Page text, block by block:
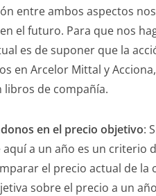
entre ambos aspectos
el futuro. Para que nos
es de suponer que la
en Arcelor Mittal y
libros de compañía.
en el precio objetivo:
a un año es un criterio
el precio actual de la
sobre el precio a un